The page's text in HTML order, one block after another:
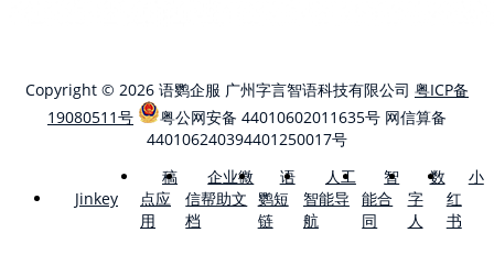
Copyright © 2026 语鹦企服 广州字言智语科技有限公司 粤ICP备
19080511号
粤公网安备 44010602011635号 网信算备
440106240394401250017号
Jinkey
稿
点应
用
企业微
信帮助文
档
语
鹦短
链
人工
智能导
航
智
能合
同
数
字
人
小
红
书